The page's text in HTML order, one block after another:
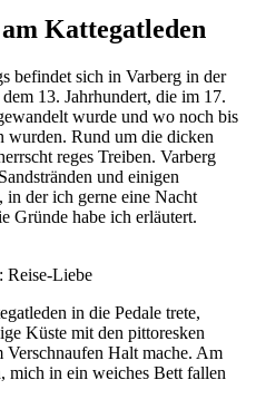
Kattegatleden
befindet sich in Varberg in der
13. Jahrhundert, die im 17.
wurde und wo noch bis
wurden. Rund um die dicken
reges Treiben. Varberg
und einigen
in der ich gerne eine Nacht
Gründe habe ich erläutert.
Reise-Liebe
in die Pedale trete,
Küste mit den pittoresken
Halt mache. Am
mich in ein weiches Bett fallen